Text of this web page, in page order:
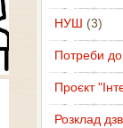
НУШ (3)
Потреби
Проєкт
Розклад